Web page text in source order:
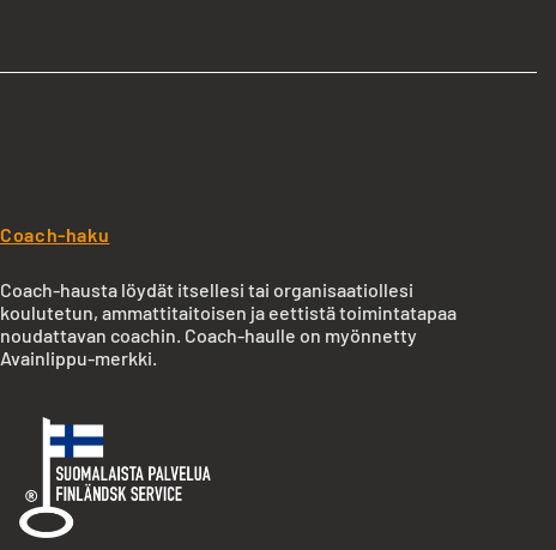
Coach-haku
Coach-hausta löydät itsellesi tai organisaatiollesi
koulutetun, ammattitaitoisen ja eettistä toimintatapaa
noudattavan coachin. Coach-haulle on myönnetty
Avainlippu-merkki.